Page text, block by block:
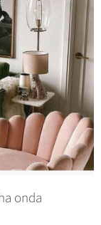
onda